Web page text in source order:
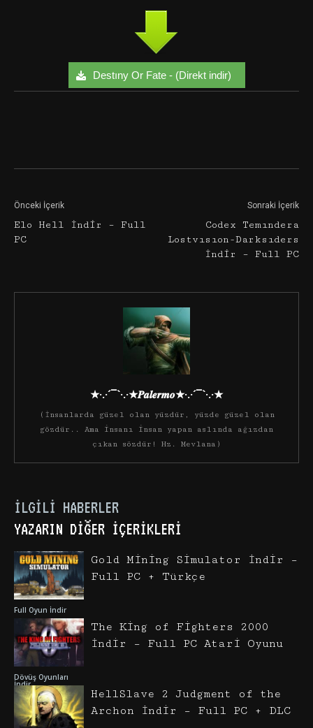
Destıny Or Fate - (Direkt indir)
Önceki İçerik
Elo Hell İndir – Full
PC
Sonraki İçerik
Codex Temındera
Lostvısıon-Darksıders
İndir – Full PC
★·.·´¯`·.·★𝑷𝒂𝒍𝒆𝒓𝒎𝒐★·.·´¯`·.·★
(İnsanlarda güzel olan yüzdür, yüzde güzel olan
gözdür.. Ama insanı insan yapan aslında ağızdan
çıkan sözdür! Hz. Mevlana)
İLGILI HABERLER
YAZARIN DIĞER İÇERIKLERI
Full Oyun İndir
Gold Mining Simulator İndir –
Full PC + Türkçe
Dövüş Oyunları
İndir
The King of Fighters 2000
İndir – Full PC Atari Oyunu
HellSlave 2 Judgment of the
Archon İndir – Full PC + DLC